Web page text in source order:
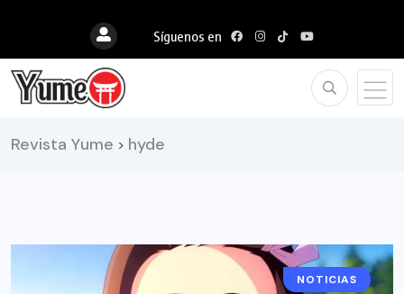
Síguenos en
Revista Yume > hyde
ANIME
NOTICIAS